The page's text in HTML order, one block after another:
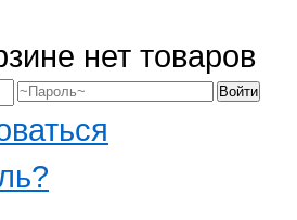
нет товаров